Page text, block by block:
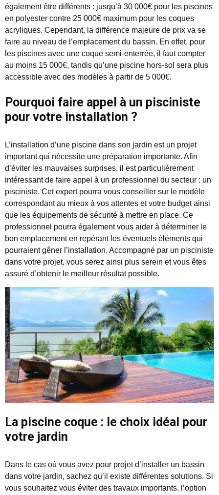
également être différents : jusqu’à 30 000€ pour les piscines
en polyester contre 25 000€ maximum pour les coques
acryliques. Cependant, la différence majeure de prix va se
faire au niveau de l’emplacement du bassin. En effet, pour
les piscines avec une coque semi-enterrée, il faut compter
au moins 15 000€, tandis qu’une piscine hors-sol sera plus
accessible avec des modèles à partir de 5 000€.
Pourquoi faire appel à un pisciniste
pour votre installation ?
L’installation d’une piscine dans son jardin est un projet
important qui nécessite une préparation importante. Afin
d’éviter les mauvaises surprises, il est particulièrement
intéressant de faire appel à un professionnel du secteur : un
pisciniste. Cet expert pourra vous conseiller sur le modèle
correspondant au mieux à vos attentes et votre budget ainsi
que les équipements de sécurité à mettre en place. Ce
professionnel pourra également vous aider à déterminer le
bon emplacement en repérant les éventuels éléments qui
pourraient gêner l’installation. Accompagné par un pisciniste
dans votre projet, vous serez ainsi plus serein et vous êtes
assuré d’obtenir le meilleur résultat possible.
La piscine coque : le choix idéal pour
votre jardin
Dans le cas où vous avez pour projet d’installer un bassin
dans votre jardin, sachez qu’il existe différentes solutions. Si
vous souhaitez vous éviter des travaux importants, l’option